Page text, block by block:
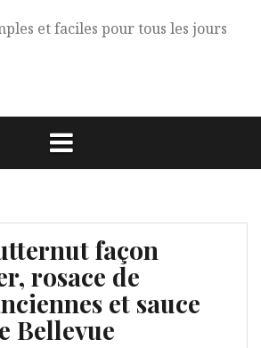
et faciles pour tous les jours
façon
rosace de
et sauce
Bellevue